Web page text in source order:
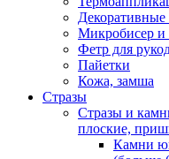
Декоративные
Микробисер и
Фетр для
Пайетки
Кожа, замша
Стразы
Стразы и
плоские,
Камни